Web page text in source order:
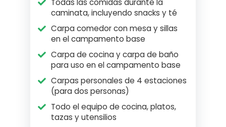
Todas las comidas durante la
caminata, incluyendo snacks y té
Carpa comedor con mesa y sillas
en el campamento base
Carpa de cocina y carpa de baño
para uso en el campamento base
Carpas personales de 4 estaciones
(para dos personas)
Todo el equipo de cocina, platos,
tazas y utensilios